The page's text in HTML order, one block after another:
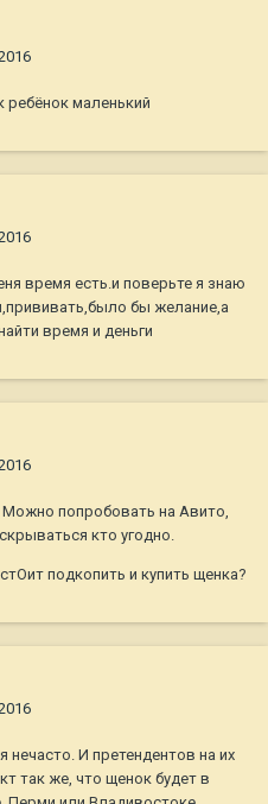
ребёнок маленький
время есть.и поверьте я знаю
бы желание,а
время и деньги
попробовать на Авито,
кто угодно.
подкопить и купить щенка?
И претендентов на их
так же, что щенок будет в